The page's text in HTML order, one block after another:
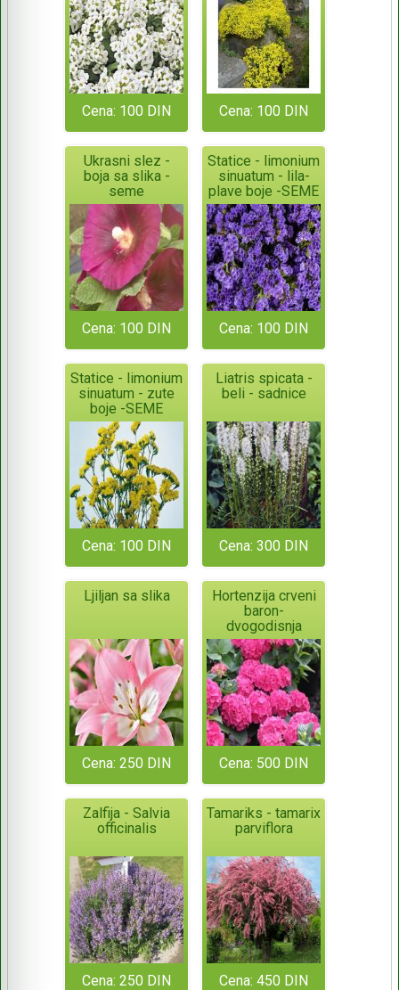
Cena: 100 DIN Cena: 100 DIN
Ukrasni slez -
boja sa slika -
seme
Cena: 100 DIN
Statice - limonium
sinuatum - lila-
plave boje -SEME
Cena: 100 DIN
Statice - limonium
sinuatum - zute
boje -SEME
Cena: 100 DIN
Liatris spicata -
beli - sadnice
Cena: 300 DIN
Ljiljan sa slika
Cena: 250 DIN
Hortenzija crveni
baron-
dvogodisnja
Cena: 500 DIN
Zalfija - Salvia
officinalis
Cena: 250 DIN
Tamariks - tamarix
parviflora
Cena: 450 DIN